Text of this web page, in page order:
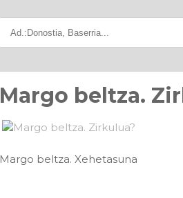
Margo beltza.
Margo beltza. Xehetasuna